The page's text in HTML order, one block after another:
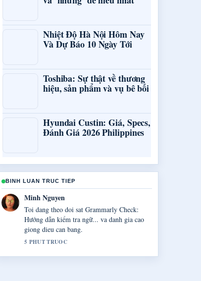
Nhiệt Độ Hà Nội Hôm Nay
Và Dự Báo 10 Ngày Tới
Toshiba: Sự thật về thương
hiệu, sản phẩm và vụ bê bối
Hyundai Custin: Giá, Specs,
Đánh Giá 2026 Philippines
BINH LUAN TRUC TIEP
Linh Le
Boi canh ve Lightroom giá bao nhiêu? So
sánh Photoshop... rat huu ich. Vui long tiep
tuc cap nhat luong truc tiep nay.
7 PHUT TRUOC